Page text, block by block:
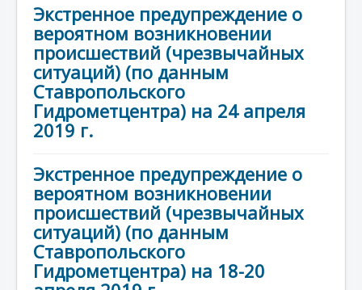
Экстренное предупреждение о
вероятном возникновении
происшествий (чрезвычайных
ситуаций) (по данным
Ставропольского
Гидрометцентра) на 24 апреля
2019 г.
Экстренное предупреждение о
вероятном возникновении
происшествий (чрезвычайных
ситуаций) (по данным
Ставропольского
Гидрометцентра) на 18-20